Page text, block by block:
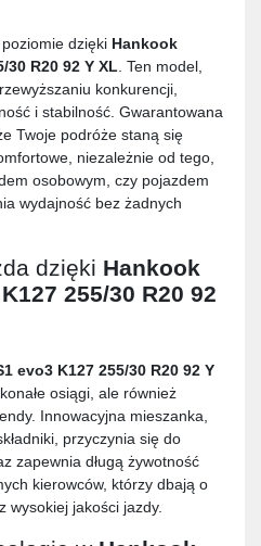
dzięki Hankook
30 R20 92 Y XL. Ten model,
konkurencji,
i stabilność. Gwarantowana
Twoje podróże staną się
niezależnie od tego,
osobowym, czy pojazdem
wydajność bez żadnych
dzięki Hankook
255/30 R20 92
evo3 K127 255/30 R20 92 Y
osiągi, ale również
Innowacyjna mieszanka,
przyczynia się do
zapewnia długą żywotność
kierowców, którzy dbają o
wysokiej jakości jazdy.